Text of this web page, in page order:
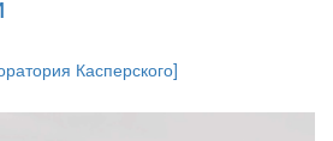
Касперского]